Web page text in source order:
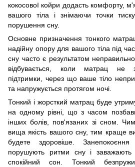
кокосової койри додасть комфорту,
вашого тіла і знімаючи точки
порушення сну.
Основне призначення тонкого
надійну опору для вашого тіла під
сну часто є результатом
відбувається, коли матрац не
підтримки, через що ваше тіло
та напружується протягом ночі.
Тонкий і жорсткий матрац буде
на одному рівні, що з часом
інших болів, пов'язаних зі сном.
вища якість вашого сну, тим краще
будете здоровіше.
порушують ритми сну і заважають
спокійний сон. Тонкий